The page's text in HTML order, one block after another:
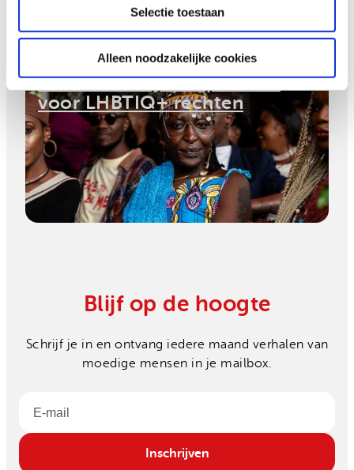
Selectie toestaan
Alleen noodzakelijke cookies
Meer dan 30 jaar opkomen
voor LHBTIQ+ rechten
Blijf op de hoogte
Schrijf je in en ontvang iedere maand verhalen van
moedige mensen in je mailbox.
Email
Inschrijven